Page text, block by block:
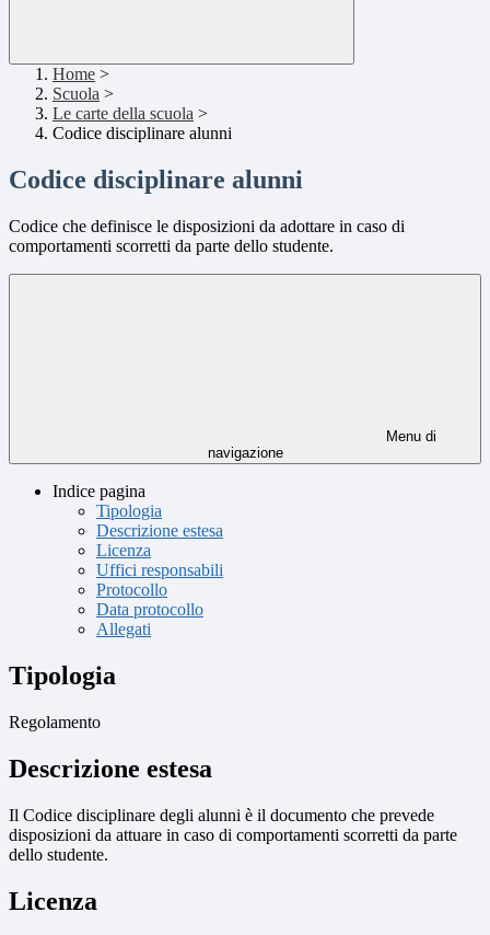
Home >
Scuola >
Le carte della scuola >
Codice disciplinare alunni
Codice disciplinare alunni
Codice che definisce le disposizioni da adottare in caso di
comportamenti scorretti da parte dello studente.
Menu di
navigazione
Indice pagina
Tipologia
Descrizione estesa
Licenza
Uffici responsabili
Protocollo
Data protocollo
Allegati
Tipologia
Regolamento
Descrizione estesa
Il Codice disciplinare degli alunni è il documento che prevede
disposizioni da attuare in caso di comportamenti scorretti da parte
dello studente.
Licenza